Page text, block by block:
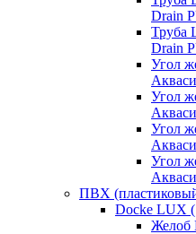
Drain
Труба
Drain
Угол
Угол
Угол
Угол
ПВХ
Docke LUX
Желоб